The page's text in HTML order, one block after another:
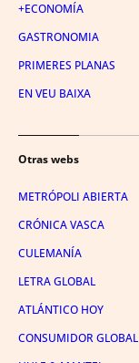
+ECONOMÍA
GASTRONOMIA
PRIMERES PLANAS
EN VEU BAIXA
Otras webs
METRÓPOLI ABIERTA
CRÓNICA VASCA
CULEMANÍA
LETRA GLOBAL
ATLÁNTICO HOY
CONSUMIDOR GLOBAL